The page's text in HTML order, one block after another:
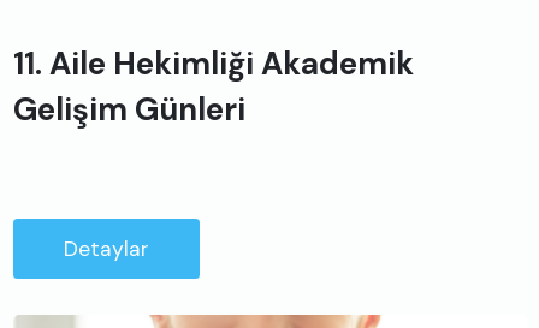
11. Aile Hekimliği Akademik
Gelişim Günleri
Detaylar